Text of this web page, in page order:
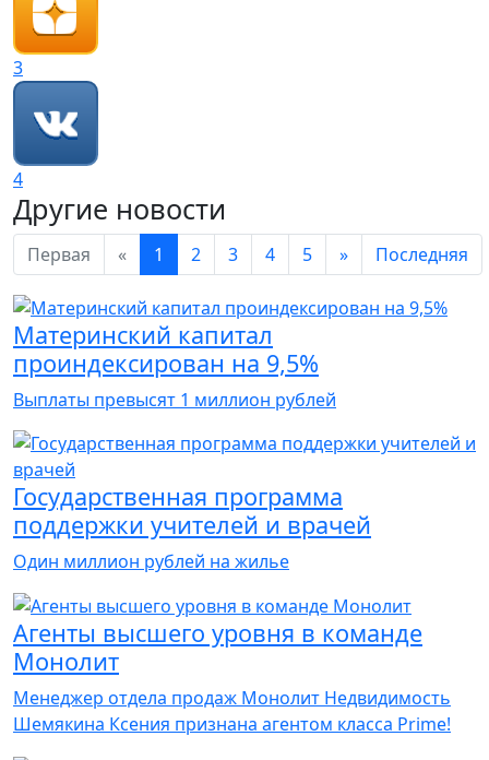
3
4
Другие новости
Первая « 1 2 3 4 5 » Последняя
Материнский капитал
проиндексирован на 9,5%
Выплаты превысят 1 миллион рублей
Государственная программа
поддержки учителей и врачей
Один миллион рублей на жилье
Агенты высшего уровня в команде
Монолит
Менеджер отдела продаж Монолит Недвидимость
Шемякина Ксения признана агентом класса Prime!